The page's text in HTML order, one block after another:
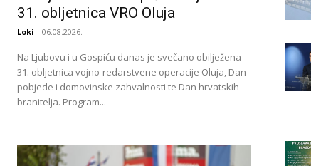
31. obljetnica VRO Oluja
Loki - 06.08.2026.
Na Ljubovu i u Gospiću danas je svečano obilježena
31. obljetnica vojno-redarstvene operacije Oluja, Dan
pobjede i domovinske zahvalnosti te Dan hrvatskih
branitelja. Program...